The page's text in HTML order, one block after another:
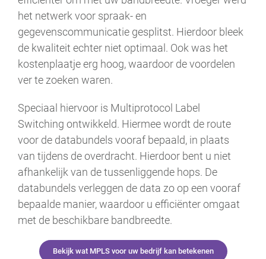
het netwerk voor spraak- en
gegevenscommunicatie gesplitst. Hierdoor bleek
de kwaliteit echter niet optimaal. Ook was het
kostenplaatje erg hoog, waardoor de voordelen
ver te zoeken waren.
Speciaal hiervoor is Multiprotocol Label
Switching ontwikkeld. Hiermee wordt de route
voor de databundels vooraf bepaald, in plaats
van tijdens de overdracht. Hierdoor bent u niet
afhankelijk van de tussenliggende hops. De
databundels verleggen de data zo op een vooraf
bepaalde manier, waardoor u efficiënter omgaat
met de beschikbare bandbreedte.
Bekijk wat MPLS voor uw bedrijf kan betekenen